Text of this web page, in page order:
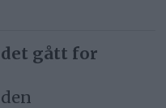
gått for